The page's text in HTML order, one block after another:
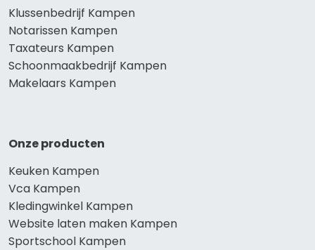
Klussenbedrijf Kampen
Notarissen Kampen
Taxateurs Kampen
Schoonmaakbedrijf Kampen
Makelaars Kampen
Onze producten
Keuken Kampen
Vca Kampen
Kledingwinkel Kampen
Website laten maken Kampen
Sportschool Kampen